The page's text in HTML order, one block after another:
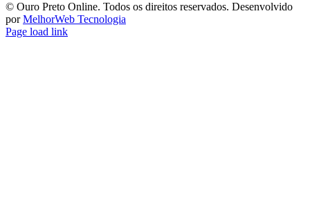
©️ Ouro Preto Online. Todos os direitos reservados. Desenvolvido
porMelhorWeb Tecnologia
Page load link